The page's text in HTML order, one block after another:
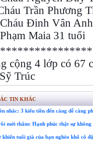
Trần Phương
Đinh Vân
Maia 31 tuổi
cộng 4 lớp có 67
Trúc
TIN KHÁC
nhắc: 3 kiểu tiền đến càng dễ càng
mới thấm: Hạnh phúc thật sự
khiến tuổi già của bạn nghèo khổ cô